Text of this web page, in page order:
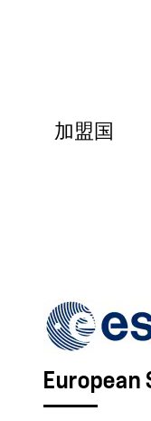
加盟国
European